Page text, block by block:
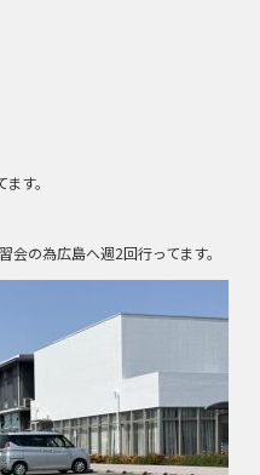
す。
の為広島へ週2回行ってます。